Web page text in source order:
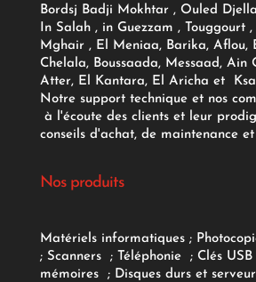
Bordsj Badji Mokhtar , Ouled
In Salah , in Guezzam , Touggourt ,
Mghair , El Meniaa, Barika, Aflou,
Chelala, Boussaada, Messaad, Ain
Atter, El Kantara, El Aricha et
Notre support technique et nos
à l'écoute des clients et leur
conseils d'achat, de maintenance
Nos produits
Matériels informatiques;
; Scanners ; Téléphonie ; Clés
mémoires
; Disques durs et